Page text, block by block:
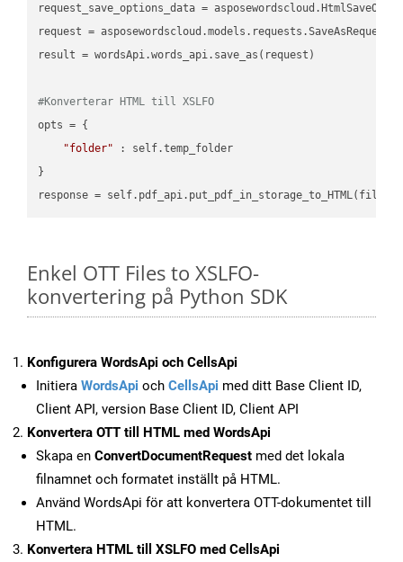
request_save_options_data =
request =
result = wordsApi.words_api.save_as(request)
#Konverterar HTML till XSLFO
opts = {
"folder" : self.temp_folder
}
Enkel OTT Files to XSLFO-
konvertering på Python SDK
Konfigurera WordsApi och CellsApi
Initiera WordsApi och CellsApi med ditt Base Client ID,
Client API, version Base Client ID, Client API
Konvertera OTT till HTML med WordsApi
Skapa en ConvertDocumentRequest med det lokala
filnamnet och formatet inställt på HTML.
Använd WordsApi för att konvertera OTT-dokumentet till
HTML.
Konvertera HTML till XSLFO med CellsApi